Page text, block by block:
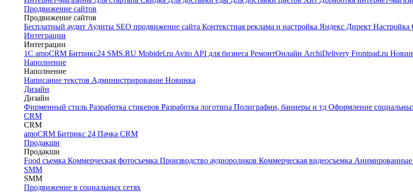
Продвижение сайтов
Продвижение сайтов
Бесплатный аудит Аудиты SEO продвижение сайта Контекстная реклама и настройка Яндекс Директ Настройка
Интеграции
Интеграции
1С amoCRM Битрикс24 SMS.RU Mobidel.ru Avito API для бизнеса РемонтОнлайн ArchiDelivery Frontpad.ru
Наполнение
Наполнение
Написание текстов Администрирование Новинка
Дизайн
Дизайн
Фирменный стиль Разработка стикеров Разработка логотипа Полиграфии, баннеры и тд Оформление
CRM
CRM
amoCRM Битрикс 24 Пачка CRM
Продакшн
Продакшн
Food съемка Коммерческая фотосъемка Производство аудиороликов Коммерческая видеосъемка Анимированные
SMM
SMM
Продвижение в социальных сетях